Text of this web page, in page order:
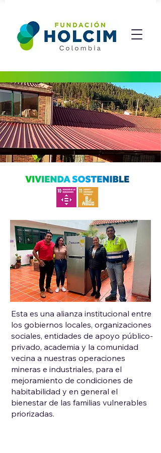
Esta es una alianza institucional entre
los gobiernos locales, organizaciones
sociales, entidades de apoyo público-
privado, academia y la comunidad
vecina a nuestras operaciones
mineras e industriales, para el
mejoramiento de condiciones de
habitabilidad y en general el
bienestar de las familias vulnerables
priorizadas.